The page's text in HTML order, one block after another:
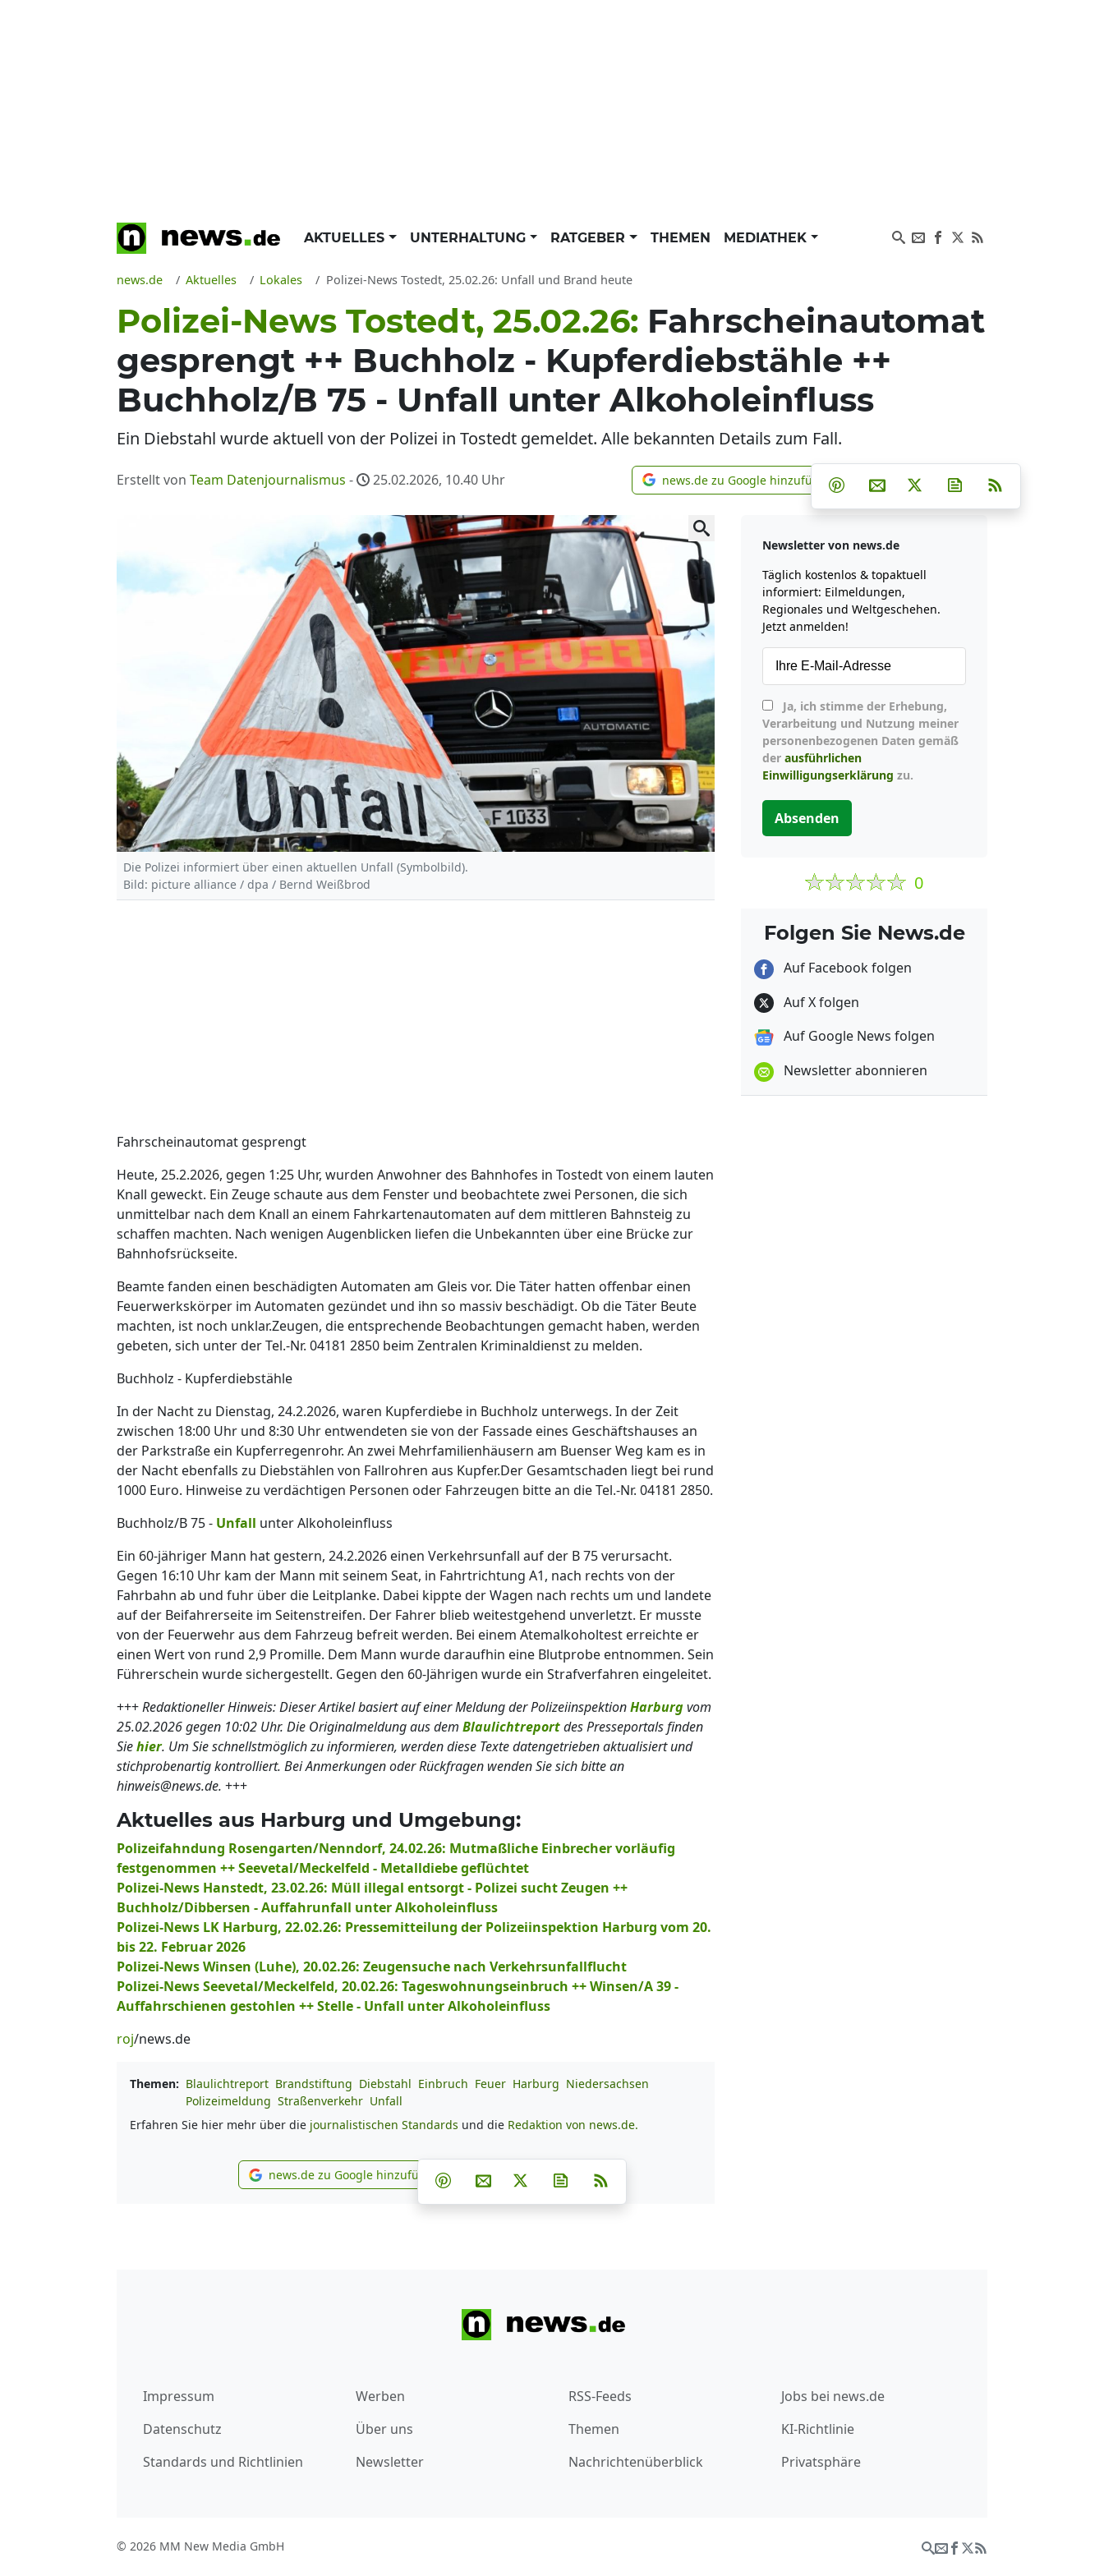
AKTUELLES UNTERHALTUNG RATGEBER THEMEN MEDIATHEK
news.de Aktuelles Lokales Polizei-News Tostedt, 25.02.26: Unfall und Brand heute
Polizei-News Tostedt, 25.02.26: Fahrscheinautomat
gesprengt ++ Buchholz - Kupferdiebstähle ++
Buchholz/B 75 - Unfall unter Alkoholeinfluss
Ein Diebstahl wurde aktuell von der Polizei in Tostedt gemeldet. Alle bekannten Details zum Fall.
Erstellt von Team Datenjournalismus - 25.02.2026, 10.40 Uhr news.de zu Google hinzufügen
news.de zu Google hinzufügen Teilen auf Facebook
Teilen auf Whatsapp
Teilen auf Telegram
Teilen auf Pinterest
Per E-Mail teilen
Post auf XNewsletter
Die Polizei informiert über einen aktuellen Unfall (Symbolbild).
Bild: picture alliance / dpa / Bernd Weißbrod
Fahrscheinautomat gesprengt
Heute, 25.2.2026, gegen 1:25 Uhr, wurden Anwohner des Bahnhofes in Tostedt von einem lauten
Knall geweckt. Ein Zeuge schaute aus dem Fenster und beobachtete zwei Personen, die sich
unmittelbar nach dem Knall an einem Fahrkartenautomaten auf dem mittleren Bahnsteig zu
schaffen machten. Nach wenigen Augenblicken liefen die Unbekannten über eine Brücke zur
Bahnhofsrückseite.
Beamte fanden einen beschädigten Automaten am Gleis vor. Die Täter hatten offenbar einen
Feuerwerkskörper im Automaten gezündet und ihn so massiv beschädigt. Ob die Täter Beute
machten, ist noch unklar.Zeugen, die entsprechende Beobachtungen gemacht haben, werden
gebeten, sich unter der Tel.-Nr. 04181 2850 beim Zentralen Kriminaldienst zu melden.
Buchholz - Kupferdiebstähle
In der Nacht zu Dienstag, 24.2.2026, waren Kupferdiebe in Buchholz unterwegs. In der Zeit
zwischen 18:00 Uhr und 8:30 Uhr entwendeten sie von der Fassade eines Geschäftshauses an
der Parkstraße ein Kupferregenrohr. An zwei Mehrfamilienhäusern am Buenser Weg kam es in
der Nacht ebenfalls zu Diebstählen von Fallrohren aus Kupfer.Der Gesamtschaden liegt bei rund
1000 Euro. Hinweise zu verdächtigen Personen oder Fahrzeugen bitte an die Tel.-Nr. 04181 2850.
Buchholz/B 75 - Unfall unter Alkoholeinfluss
Ein 60-jähriger Mann hat gestern, 24.2.2026 einen Verkehrsunfall auf der B 75 verursacht.
Gegen 16:10 Uhr kam der Mann mit seinem Seat, in Fahrtrichtung A1, nach rechts von der
Fahrbahn ab und fuhr über die Leitplanke. Dabei kippte der Wagen nach rechts um und landete
auf der Beifahrerseite im Seitenstreifen. Der Fahrer blieb weitestgehend unverletzt. Er musste
von der Feuerwehr aus dem Fahrzeug befreit werden. Bei einem Atemalkoholtest erreichte er
einen Wert von rund 2,9 Promille. Dem Mann wurde daraufhin eine Blutprobe entnommen. Sein
Führerschein wurde sichergestellt. Gegen den 60-Jährigen wurde ein Strafverfahren eingeleitet.
+++Redaktioneller Hinweis: Dieser Artikel basiert auf einer Meldung der PolizeiinspektionHarburgvom
25.02.2026 gegen 10:02 Uhr. Die Originalmeldung aus dem Blaulichtreportdes Presseportals finden
Siehier. Um Sie schnellstmöglich zu informieren, werden diese Texte datengetrieben aktualisiert und
stichprobenartig kontrolliert. Bei Anmerkungen oder Rückfragen wenden Sie sich bitte an
hinweis@news.de. +++
Aktuelles aus Harburg und Umgebung:
Polizeifahndung Rosengarten/Nenndorf, 24.02.26: Mutmaßliche Einbrecher vorläufig
festgenommen ++ Seevetal/Meckelfeld - Metalldiebe geflüchtet
Polizei-News Hanstedt, 23.02.26: Müll illegal entsorgt - Polizei sucht Zeugen ++
Buchholz/Dibbersen - Auffahrunfall unter Alkoholeinfluss
Polizei-News LK Harburg, 22.02.26: Pressemitteilung der Polizeiinspektion Harburg vom 20.
bis 22. Februar 2026
Polizei-News Winsen (Luhe), 20.02.26: Zeugensuche nach Verkehrsunfallflucht
Polizei-News Seevetal/Meckelfeld, 20.02.26: Tageswohnungseinbruch ++ Winsen/A 39 -
Auffahrschienen gestohlen ++ Stelle - Unfall unter Alkoholeinfluss
roj/news.de
Themen: Blaulichtreport Brandstiftung Diebstahl Einbruch Feuer Harburg Niedersachsen
Polizeimeldung Straßenverkehr Unfall
Erfahren Sie hier mehr über die journalistischen Standards und die Redaktion von news.de.
news.de zu Google hinzufügen
news.de zu Google hinzufügen Teilen auf Facebook
Teilen auf Whatsapp
Teilen auf Telegram
Teilen auf Pinterest
Per E-Mail teilen
Post auf XNewsletter abonnieren
Newsletter von news.de
Täglich kostenlos & topaktuell
informiert: Eilmeldungen,
Regionales und Weltgeschehen.
Jetzt anmelden!
Verarbeitung und Nutzung meiner
personenbezogenen Daten gemäß
der ausführlichen
Einwilligungserklärung zu.
Absenden
0
Folgen Sie News.de
Auf Facebook folgen
Auf X folgen
Auf Google News folgen
Newsletter abonnieren
Impressum
Datenschutz
Standards und Richtlinien
Werben
Über uns
Newsletter
RSS-Feeds
Themen
Nachrichtenüberblick
Jobs bei news.de
KI-Richtlinie
Privatsphäre
© 2026 MM New Media GmbH